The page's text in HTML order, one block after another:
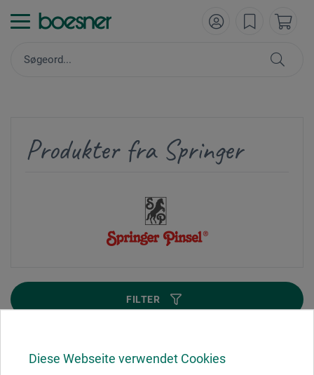
Diese Webseite verwendet Cookies
Produkter fra Springer
FILTER